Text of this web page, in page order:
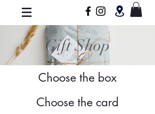
Gift Shop
Choose the box
Choose the card